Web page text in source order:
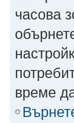
часова
време